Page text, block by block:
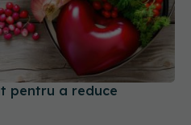
pentru a reduce